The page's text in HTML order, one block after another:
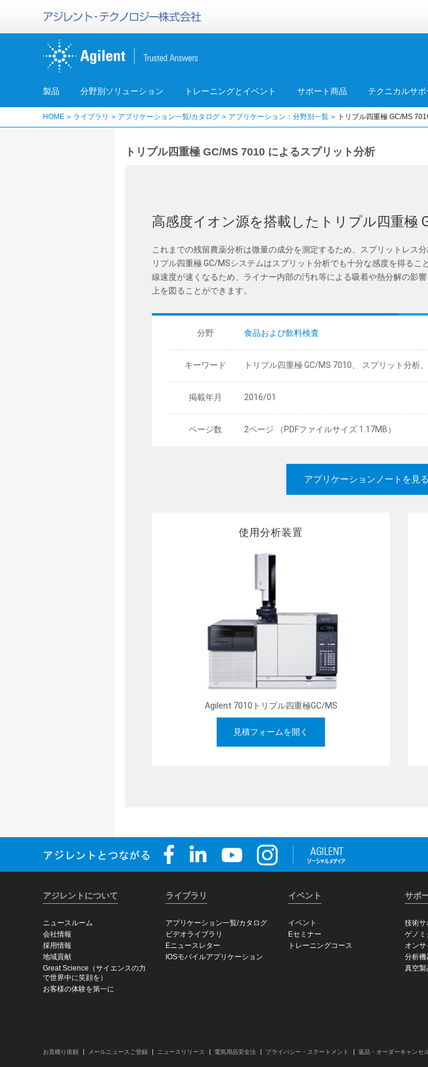
製品 分野別ソリューション トレーニングとイベント サポート商品 テクニカルサポ
HOME ライブラリ アプリケーション一覧/カタログ アプリケーション：分野別一覧 トリプル四重極 GC/MS
トリプル四重極 GC/MS 7010 によるスプリット分析
高感度イオン源を搭載したトリプル四重極
これまでの残留農薬分析は微量の成分を測定するため、スプリットレス
リプル四重極 GC/MSシステムはスプリット分析でも十分な感度を得る
線速度が速くなるため、ライナー内部の汚れ等による吸着や熱分解の影
上を図ることができます。
分野 食品および飲料検査
キーワード トリプル四重極 GC/MS 7010、 スプリット分析
掲載年月 2016/01
ページ数 2ページ （PDFファイルサイズ 1.17MB）
アプリケーションノートを見る
使用分析装置
Agilent 7010トリプル四重極GC/MS
見積フォームを開く
アジレントについて
ニュースルーム
会社情報
採用情報
地域貢献
Great Science（サイエンスの力
で世界中に笑顔を）
お客様の体験を第一に
ライブラリ
アプリケーション一覧/カタログ
ビデオライブラリ
Eニュースレター
IOSモバイルアプリケーション
イベント
イベント
Eセミナー
トレーニングコース
サポ
技術サ
ゲノミ
オン
分析機
真空製
お見積り依頼 メールニュースご登録 ニュースリリース 電気用品安全法 プライバシー・ステートメント 返品・オーダーキャンセ